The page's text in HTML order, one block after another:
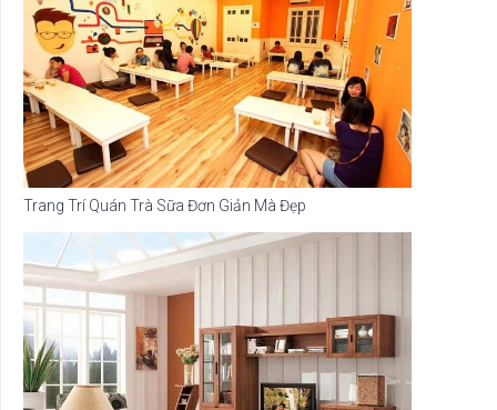
Trang Trí Quán Trà Sữa Đơn Giản Mà Đẹp